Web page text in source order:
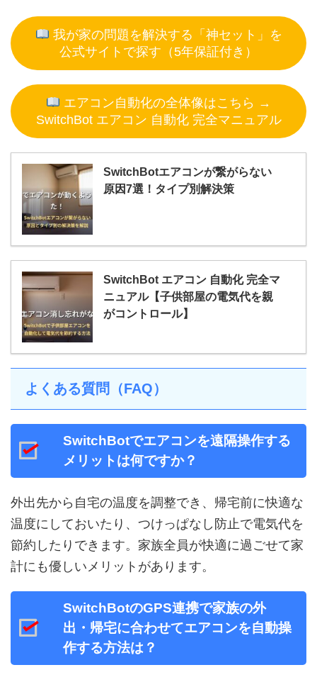
我が家の問題を解決する「神セット」を
公式サイトで探す（5年保証付き）
エアコン自動化の全体像はこちら →
SwitchBot エアコン 自動化 完全マニュアル
SwitchBotエアコンが繋がらない
原因7選！タイプ別解決策
SwitchBot エアコン 自動化 完全マ
ニュアル【子供部屋の電気代を親
がコントロール】
よくある質問（FAQ）
SwitchBotでエアコンを遠隔操作する
メリットは何ですか？
外出先から自宅の温度を調整でき、帰宅前に快適な
温度にしておいたり、つけっぱなし防止で電気代を
節約したりできます。家族全員が快適に過ごせて家
計にも優しいメリットがあります。
SwitchBotのGPS連携で家族の外
出・帰宅に合わせてエアコンを自動操
作する方法は？